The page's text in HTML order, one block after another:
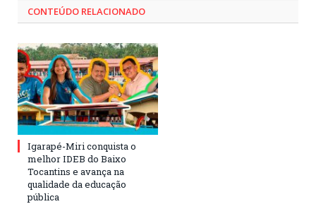
CONTEÚDO RELACIONADO
Igarapé-Miri conquista o
melhor IDEB do Baixo
Tocantins e avança na
qualidade da educação
pública